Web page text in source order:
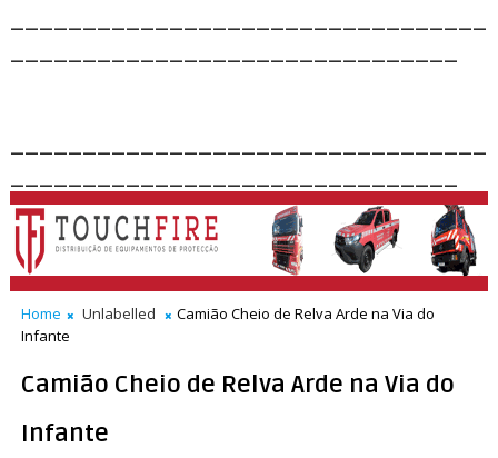
Home Unlabelled
Camião Cheio de Relva Arde na Via do
Infante
Camião Cheio de Relva Arde na Via do
Infante